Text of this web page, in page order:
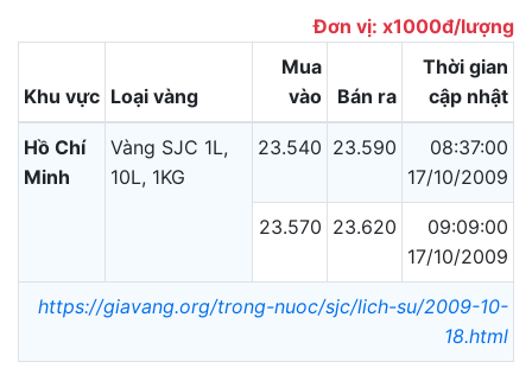
Đơn vị: x1000đ/lượng
Khu vực Loại vàng
Mua
vào
Bán ra
Thời gian
cập nhật
Hồ Chí
Minh
Vàng SJC 1L,
10L, 1KG
23.540 23.590
08:37:00
17/10/2009
23.570 23.620
09:09:00
17/10/2009
https://giavang.org/trong-nuoc/sjc/lich-su/2009-10-
18.html